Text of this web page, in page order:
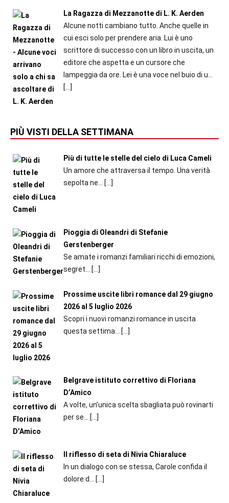
La Ragazza di Mezzanotte di L. K. Aerden
Alcune notti cambiano tutto. Anche quelle in
cui esci solo per prendere aria. Lui è uno
scrittore di successo con un libro in uscita, un
editore che aspetta e un cursore che
lampeggia da ore. Lei è una voce nel buio di u...
[…]
PIÙ VISTI DELLA SETTIMANA
Più di tutte le stelle del cielo di Luca Cameli
Un amore che attraversa il tempo. Una verità
sepolta ne... […]
Pioggia di Oleandri di Stefanie
Gerstenberger
Se amate i romanzi familiari ricchi di emozioni,
segret...
[…]
Prossime uscite libri romance dal 29 giugno
2026 al 5 luglio 2026
Scopri i nuovi romanzi romance in uscita
questa settima...
[…]
Belgrave istituto correttivo di Floriana
D’Amico
A volte, un’unica scelta sbagliata può rovinarti
per se... […]
Il riflesso di seta di Nivia Chiaraluce
In un dialogo con se stessa, Carole confida il
dolore d...
[…]